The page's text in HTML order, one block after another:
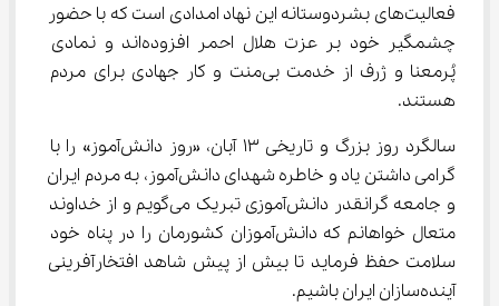
فعالیت‌های بشردوستانه این نهاد امدادی است که با حضور
چشمگیر خود بر عزت هلال احمر افزوده‌اند و نمادی
پُرمعنا و ژرف از خدمت بی‌منت و کار جهادی برای مردم
هستند.‌
سالگرد روز بزرگ و تاریخی ۱۳ آبان، «روز دانش‌آموز» را با
گرامی داشتن یاد و خاطره شهدای دانش‌آموز، به مردم ایران
و جامعه گرانقدر دانش‌آموزی تبریک می‌گویم و از خداوند
متعال خواهانم که دانش‌آموزان کشورمان را در پناه خود
سلامت حفظ فرماید تا بیش از پیش شاهد افتخارآفرینی
آینده‌سازان ایران باشیم.‌